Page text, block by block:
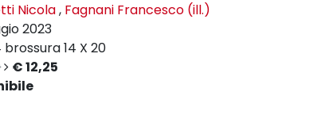
Nicola, Fagnani Francesco (ill.)
2023
brossura14 X 20
€ 12,25